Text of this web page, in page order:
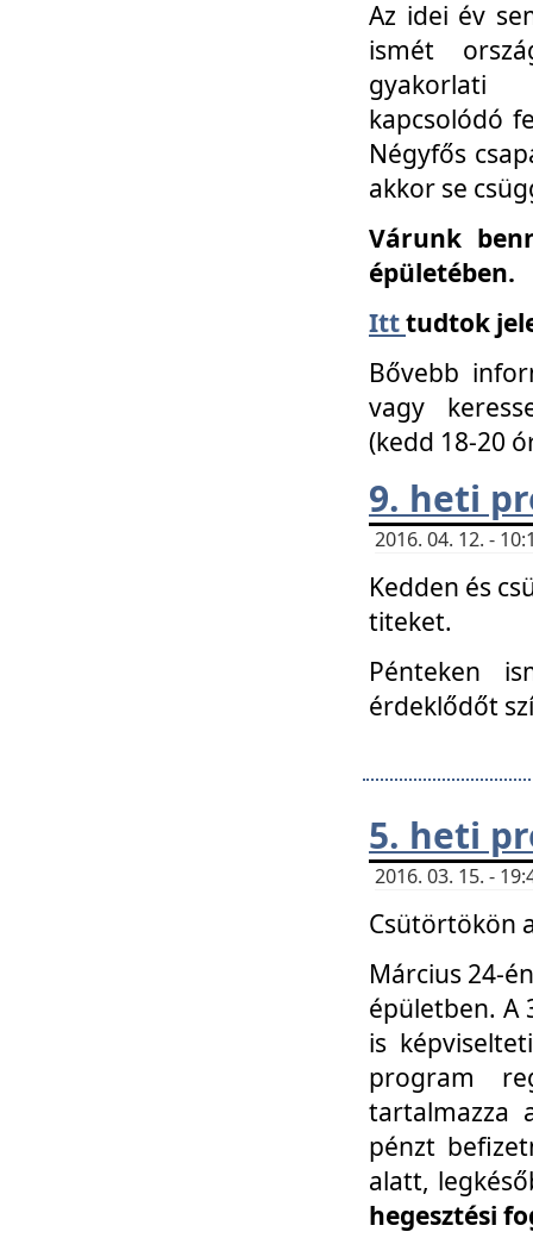
Az idei év
ismét
gyakorlati
kapcsolódó
Négyfős
akkor se
Várunk
épületében.
Itttudtok
Bővebb
vagy
(kedd 18-20
9. heti
2016. 04. 12. -
Kedden és
titeket.
Pénteken
érdeklődőt
5. heti
2016. 03. 15. -
Csütörtökön
Március 24-
épületben. A
is
program
tartalmazza
pénzt
alatt,
hegesztési